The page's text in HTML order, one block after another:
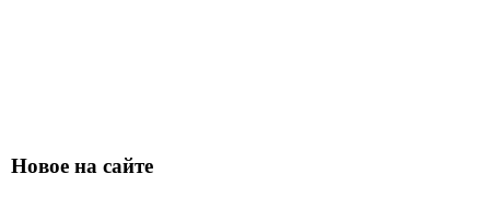
Новое на сайте